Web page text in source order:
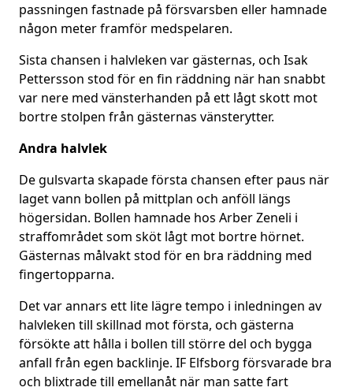
passningen fastnade på försvarsben eller hamnade
någon meter framför medspelaren.
Sista chansen i halvleken var gästernas, och Isak
Pettersson stod för en fin räddning när han snabbt
var nere med vänsterhanden på ett lågt skott mot
bortre stolpen från gästernas vänsterytter.
Andra halvlek
De gulsvarta skapade första chansen efter paus när
laget vann bollen på mittplan och anföll längs
högersidan. Bollen hamnade hos Arber Zeneli i
straffområdet som sköt lågt mot bortre hörnet.
Gästernas målvakt stod för en bra räddning med
fingertopparna.
Det var annars ett lite lägre tempo i inledningen av
halvleken till skillnad mot första, och gästerna
försökte att hålla i bollen till större del och bygga
anfall från egen backlinje. IF Elfsborg försvarade bra
och blixtrade till emellanåt när man satte fart